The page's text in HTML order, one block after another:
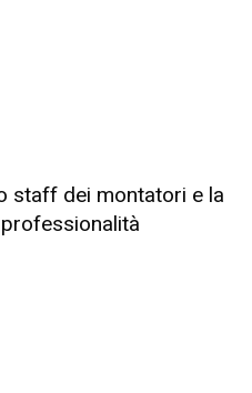
staff dei montatori e la